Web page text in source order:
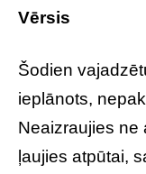
Vērsis
Šodien
ieplānots,
Neaizraujies ne
ļaujies atpūtai,